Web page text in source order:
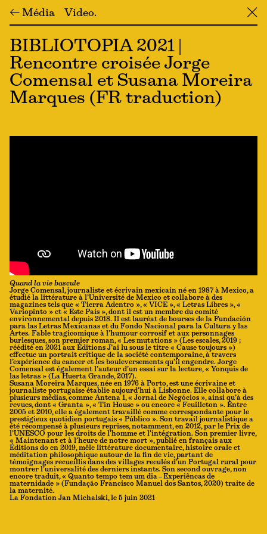
← Média Video ╳
BIBLIOTOPIA 2021 |
Rencontre croisée Jorge
Comensal et Susana Moreira
Marques (FR traduction)
Quand la vie bascule
Jorge Comensal, journaliste et écrivain mexicain né en 1987 à Mexico, a
étudié la littérature à l’Université de Mexico et collabore à des
magazines tels que « Tierra Adentro », « VICE », « Letras Libres », «
Variopinto » et « Este País », dont il est un membre du comité
environnemental depuis 2018. Il est lauréat de bourses de la Fundación
para las Letras Mexicanas et du Fondo Nacional para la Cultura y las
Artes. Fable tragicomique à l’humour corrosif et aux personnages
burlesques, son premier roman, « Les mutations » (Les escales, 2019 ;
réédité en 2021 aux Éditions J’ai lu sous le titre « Cause toujours »)
effectue un portrait critique de la société contemporaine, à travers
l’expérience du cancer et les bouleversements qu’il engendre. Jorge
Comensal est également l’auteur d’un essai sur la lecture, « Yonquis de
las letras » (La Huerta Grande, 2017).
Susana Moreira Marques, née en 1976 à Porto, est une écrivaine et
journaliste portugaise établie aujourd’hui à Lisbonne. Elle collabore à
plusieurs médias, comme Antena 1, « Jornal de Negócios », ainsi qu’à des
revues, dont « Granta », « Tin House » ou encore « Feuilleton ». Entre
2005 et 2010, elle a également travaillé comme correspondante pour le
prestigieux quotidien portugais « Público ». Son travail journalistique a
été récompensé à plusieurs reprises, notamment, en 2012, par le Prix de
l’UNESCO pour les droits de l’homme et l’intégration. Son premier livre,
« Maintenant et à l’heure de notre mort », publié en français aux
Éditions do en 2019, mêle littérature documentaire, histoire orale et
méditation philosophique autour de la fin de vie, partant de
témoignages recueillis dans des villages reculés d’un Portugal rural pour
montrer l’universalité des derniers instants. Son second ouvrage, non
encore traduit, « Quanto tempo tem um dia – Experiêncas de
maternidade » (Fundação Francisco Manuel dos Santos, 2020) traite de
la maternité.
La Fondation Jan Michalski, le 5 juin 2021